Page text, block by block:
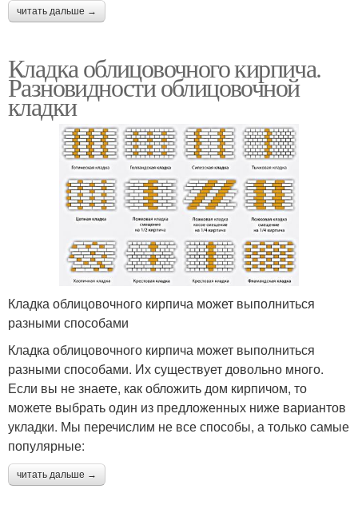
читать дальше →
Кладка облицовочного кирпича.
Разновидности облицовочной
кладки
Кладка облицовочного кирпича может выполниться
разными способами
Кладка облицовочного кирпича может выполниться
разными способами. Их существует довольно много.
Если вы не знаете, как обложить дом кирпичом, то
можете выбрать один из предложенных ниже вариантов
укладки. Мы перечислим не все способы, а только самые
популярные:
читать дальше →